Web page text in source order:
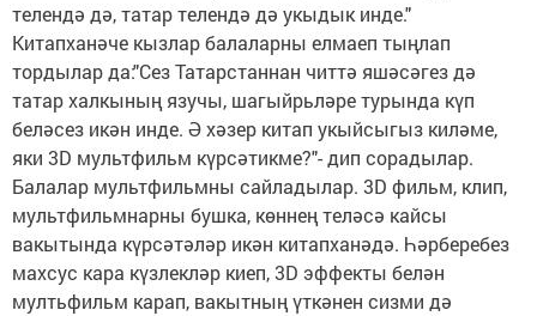
телендә дә, татар телендә дә укыдык инде."
Китапханәче кызлар балаларны елмаеп тыңлап
тордылар да:"Сез Татарстаннан читтә яшәсәгез дә
татар халкының язучы, шагыйрьләре турында күп
беләсез икән инде. Ә хәзер китап укыйсыгыз киләме,
яки 3D мультфильм күрсәтикме?"- дип сорадылар.
Балалар мультфильмны сайладылар. 3D фильм, клип,
мультфильмнарны бушка, көннең теләсә кайсы
вакытында күрсәтәләр икән китапханәдә. Һәрберебез
махсус кара күзлекләр киеп, 3D эффекты белән
мултьфильм карап, вакытның үткәнен сизми дә